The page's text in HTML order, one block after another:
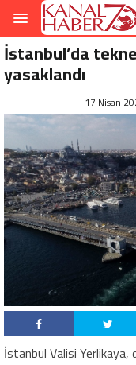
İstanbul’da
yasaklandı
17 Nisan
İstanbul Valisi Yerlikaya,